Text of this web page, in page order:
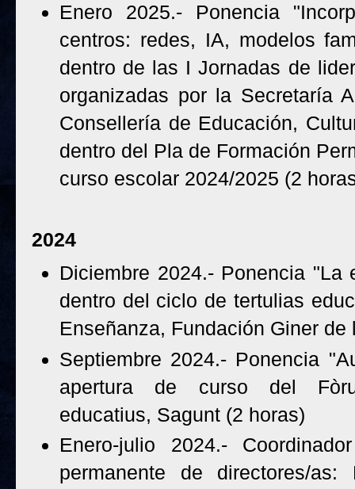
Enero 2025.- Ponencia
centros: redes, IA, modelos
dentro de las I Jornadas de
organizadas por la Secretaría
Consellería de Educación,
dentro del Pla de Formación
curso escolar 2024/2025 (2
2024
Diciembre 2024.- Ponencia
dentro del ciclo de tertulias
Enseñanza, Fundación Giner
Septiembre 2024.- Ponencia
apertura de curso del
educatius, Sagunt (2 horas)
Enero-julio 2024.-
permanente de directores/